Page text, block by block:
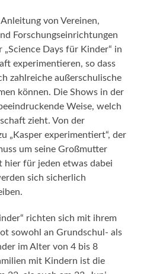
von Vereinen,
Forschungseinrichtungen
„Science Days für Kinder“ in
experimentieren, so dass
zahlreiche außerschulische
können. Die Shows in der
Weise, welch
zieht. Von der
„Kasper experimentiert“, der
um seine Großmutter
hier für jeden etwas dabei
sich sicherlich
richten sich mit ihrem
sowohl an Grundschul- als
im Alter von 4 bis 8
mit Kindern ist die